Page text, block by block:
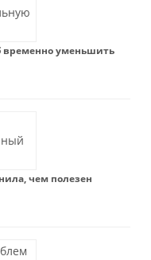
уменьшить
чем полезен